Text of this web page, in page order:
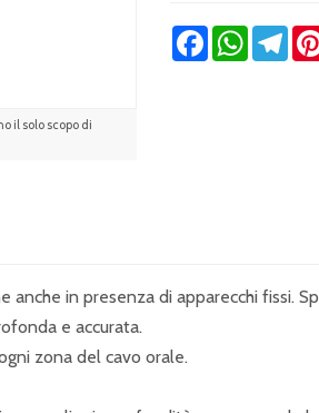
il solo scopo di
Facebook
anche in presenza di apparecchi
e accurata.
zona del cavo orale.